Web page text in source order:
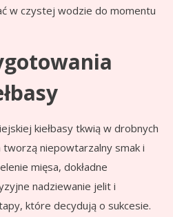
w czystej wodzie do momentu
kiełbasy tkwią w drobnych
niepowtarzalny smak i
mięsa, dokładne
nadziewanie jelit i
które decydują o sukcesie.